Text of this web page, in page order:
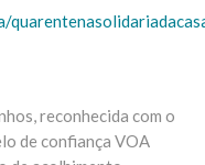
reconhecida com o
de confiança VOA